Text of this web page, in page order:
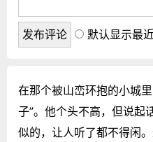
默认显示最
在那个被山峦环抱的小城
子”。他个头不高，但说起
似的，让人听了都不得闲